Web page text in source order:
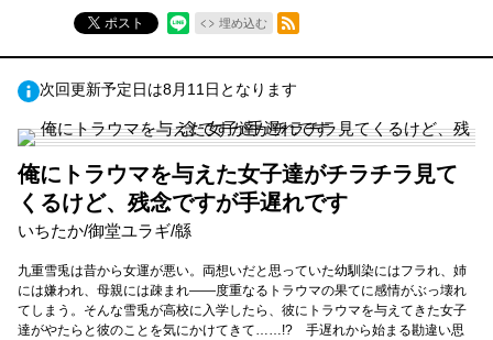
ポスト 埋め込む
RSSフィード
次回更新予定日は8月11日となります
俺にトラウマを与えた女子達がチラチラ見て
くるけど、残念ですが手遅れです
いちたか/御堂ユラギ/緜
九重雪兎は昔から女運が悪い。両想いだと思っていた幼馴染にはフラれ、姉
には嫌われ、母親には疎まれ――度重なるトラウマの果てに感情がぶっ壊れ
てしまう。そんな雪兎が高校に入学したら、彼にトラウマを与えてきた女子
達がやたらと彼のことを気にかけてきて……!? 手遅れから始まる勘違い思